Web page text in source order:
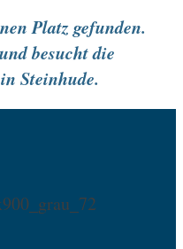
Platz gefunden.
besucht die
Steinhude.